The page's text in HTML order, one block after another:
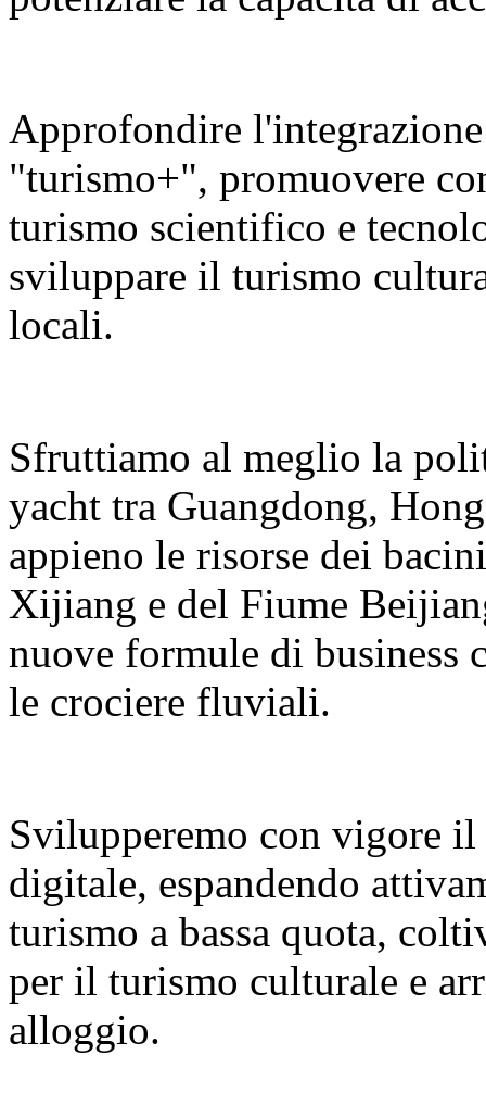
Approfondire
"turismo+", promuovere
turismo scientifico e
sviluppare il turismo
locali.
Sfruttiamo al meglio la
yacht tra Guangdong,
appieno le risorse dei
Xijiang e del Fiume
nuove formule di business
le crociere fluviali.
Svilupperemo con vigore
digitale, espandendo
turismo a bassa quota,
per il turismo culturale e
alloggio.